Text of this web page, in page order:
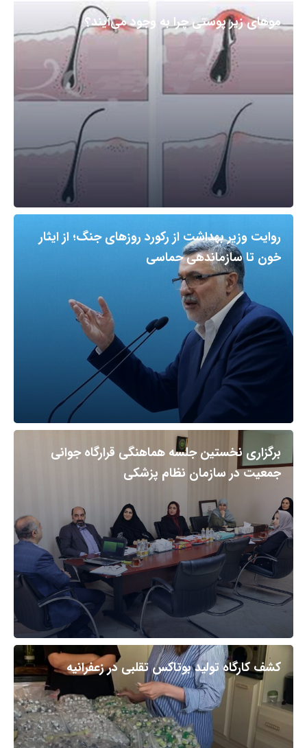
مو‌های زیر پوستی چرا به وجود می‌آیند؟
روایت وزیر بهداشت از رکورد روزهای جنگ؛ از ایثار
خون تا سازماندهی حماسی
برگزاری نخستین جلسه هماهنگی قرارگاه جوانی
جمعیت در سازمان نظام پزشکی
کشف کارگاه تولید بوتاکس تقلبی در زعفرانیه